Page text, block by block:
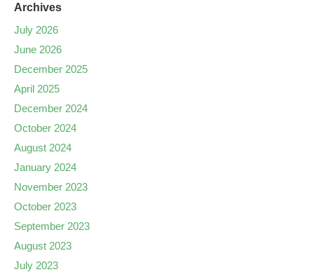
Archives
July 2026
June 2026
December 2025
April 2025
December 2024
October 2024
August 2024
January 2024
November 2023
October 2023
September 2023
August 2023
July 2023